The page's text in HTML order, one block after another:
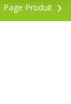
Page Produit